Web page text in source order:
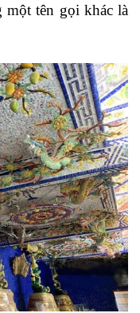
một tên gọi khác là